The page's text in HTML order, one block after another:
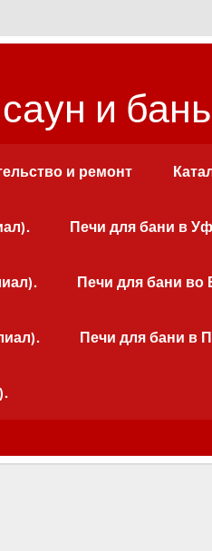
и бань
и ремонт
Печи для бани в
Печи для бани во
Печи для бани в